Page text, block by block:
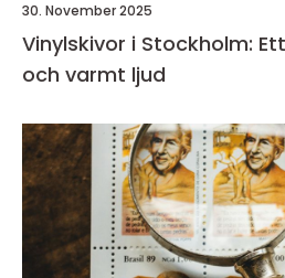
30. November 2025
Vinylskivor i Stockholm:
och varmt ljud